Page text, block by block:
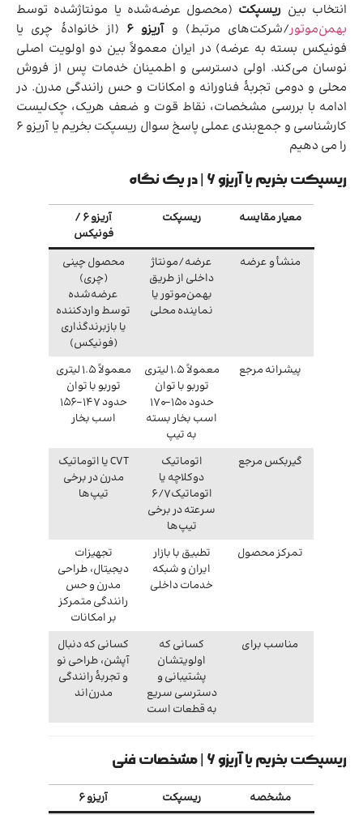
انتخاب بین ریسپکت (محصول عرضه‌شده یا مونتاژشده توسط
بهمن‌موتور/شرکت‌های مرتبط) وآریزو ۶
(از خانوادهٔ چری یا
فونیکس بسته به عرضه) در ایران معمولاً بین دو اولویت اصلی
نوسان می‌کند. اولی دسترسی و اطمینان خدمات پس از فروش
محلی و دومی تجربهٔ فناورانه و امکانات و حس رانندگی مدرن. در
ادامه با بررسی مشخصات، نقاط قوت و ضعف هریک، چک‌لیست
کارشناسی و جمع‌بندی عملی پاسخ سوال ریسپکت بخریم یا آریزو ۶
را می دهیم
ریسپکت بخریم یا آریزو ۶ | در یک نگاه
معیار مقایسه ریسپکت
آریزو ۶ /
فونیکس
منشأ و عرضه
عرضه/مونتاژ
داخلی از طریق
بهمن‌موتور یا
نماینده محلی
محصول چینی
(چری)
عرضه‌شده
توسط واردکننده
یا بازبرندگذاری
(فونیکس)
پیشرانه مرجع
معمولاً 1.5 لیتری
توربو با توان
حدود 150–170
اسب بخار بسته
به تیپ
معمولاً 1.5 لیتری
توربو با توان
حدود 147–156
اسب بخار
گیربکس مرجع
اتوماتیک
دوکلاچه یا
اتوماتیک 6/7
سرعته در برخی
تیپ‌ها
CVT یا اتوماتیک
مدرن در برخی
تیپ‌ها
تمرکز محصول
تطبیق با بازار
ایران و شبکه
خدمات داخلی
تجهیزات
دیجیتال، طراحی
مدرن و حس
رانندگی متمرکز
بر امکانات
مناسب برای
کسانی که
اولویتشان
پشتیبانی و
دسترسی سریع
به قطعات است
کسانی که دنبال
آپشن، طراحی نو
و تجربهٔ رانندگی
مدرن‌اند
ریسپکت بخریم یا آریزو ۶ | مشخصات فنی
مشخصه ریسپکت
آریزو ۶